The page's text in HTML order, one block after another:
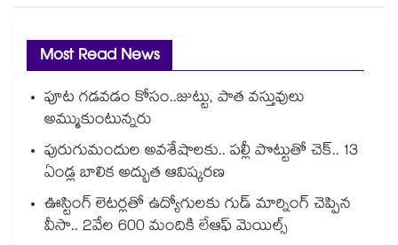
Most Read News
పూట గడవడం కోసం..జుట్టు, పాత వస్తువులు
అమ్ముకుంటున్నరు
పురుగుమందుల అవశేషాలకు.. పల్లీ పొట్టుతో చెక్.. 13
ఏండ్ల బాలిక అద్భుత ఆవిష్కరణ
ఊస్టింగ్ లెటర్లతో ఉద్యోగులకు గుడ్ మార్నింగ్ చెప్పిన
వీసా.. 2వేల 600 మందికి లేఆఫ్ మెయిల్స్